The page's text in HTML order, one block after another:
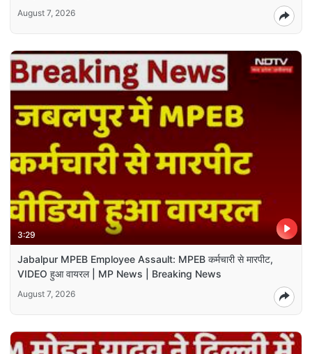
August 7, 2026
3:29
Jabalpur MPEB Employee Assault: MPEB कर्मचारी से मारपीट,
VIDEO हुआ वायरल | MP News | Breaking News
August 7, 2026